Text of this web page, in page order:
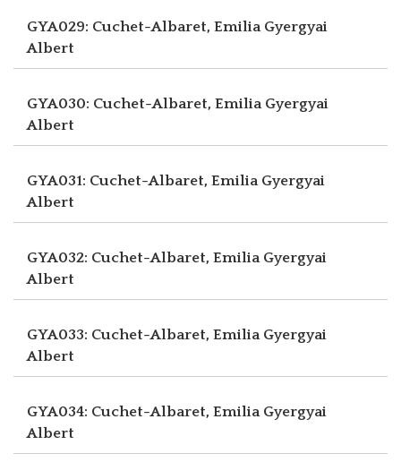
GYA029: Cuchet-Albaret, Emilia Gyergyai
Albert
GYA030: Cuchet-Albaret, Emilia Gyergyai
Albert
GYA031: Cuchet-Albaret, Emilia Gyergyai
Albert
GYA032: Cuchet-Albaret, Emilia Gyergyai
Albert
GYA033: Cuchet-Albaret, Emilia Gyergyai
Albert
GYA034: Cuchet-Albaret, Emilia Gyergyai
Albert